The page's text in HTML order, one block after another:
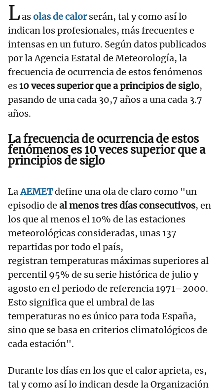
Lasolas de calor serán, tal y como así lo
indican los profesionales, más frecuentes e
intensas en un futuro. Según datos publicados
por la Agencia Estatal de Meteorología, la
frecuencia de ocurrencia de estos fenómenos
es10 veces superior que a principios de siglo,
pasando de una cada 30,7 años a una cada 3.7
años.
La frecuencia de ocurrencia de estos
fenómenos es 10 veces superior que a
principios de siglo
LaAEMETdefine una ola de claro como "un
episodio de al menos tres días consecutivos, en
los que al menos el 10% de las estaciones
meteorológicas consideradas, unas 137
repartidas por todo el país,
registran temperaturas máximas superiores al
percentil 95% de su serie histórica de julio y
agosto en el periodo de referencia 1971–2000.
Esto significa que el umbral de las
temperaturas no es único para toda España,
sino que se basa en criterios climatológicos de
cada estación".
Durante los días en los que el calor aprieta, es,
tal y como así lo indican desde la Organización